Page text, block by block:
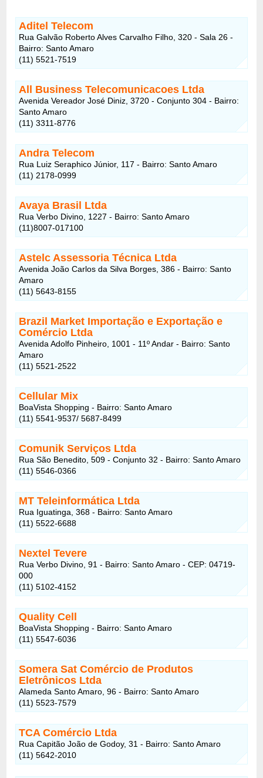
Aditel Telecom
Rua Galvão Roberto Alves Carvalho Filho, 320 - Sala 26 -
Bairro: Santo Amaro
(11) 5521-7519
All Business Telecomunicacoes Ltda
Avenida Vereador José Diniz, 3720 - Conjunto 304 - Bairro:
Santo Amaro
(11) 3311-8776
Andra Telecom
Rua Luiz Seraphico Júnior, 117 - Bairro: Santo Amaro
(11) 2178-0999
Avaya Brasil Ltda
Rua Verbo Divino, 1227 - Bairro: Santo Amaro
(11)8007-017100
Astelc Assessoria Técnica Ltda
Avenida João Carlos da Silva Borges, 386 - Bairro: Santo
Amaro
(11) 5643-8155
Brazil Market Importação e Exportação e
Comércio Ltda
Avenida Adolfo Pinheiro, 1001 - 11º Andar - Bairro: Santo
Amaro
(11) 5521-2522
Cellular Mix
BoaVista Shopping - Bairro: Santo Amaro
(11) 5541-9537/ 5687-8499
Comunik Serviços Ltda
Rua São Benedito, 509 - Conjunto 32 - Bairro: Santo Amaro
(11) 5546-0366
MT Teleinformática Ltda
Rua Iguatinga, 368 - Bairro: Santo Amaro
(11) 5522-6688
Nextel Tevere
Rua Verbo Divino, 91 - Bairro: Santo Amaro - CEP: 04719-
000
(11) 5102-4152
Quality Cell
BoaVista Shopping - Bairro: Santo Amaro
(11) 5547-6036
Somera Sat Comércio de Produtos
Eletrônicos Ltda
Alameda Santo Amaro, 96 - Bairro: Santo Amaro
(11) 5523-7579
TCA Comércio Ltda
Rua Capitão João de Godoy, 31 - Bairro: Santo Amaro
(11) 5642-2010